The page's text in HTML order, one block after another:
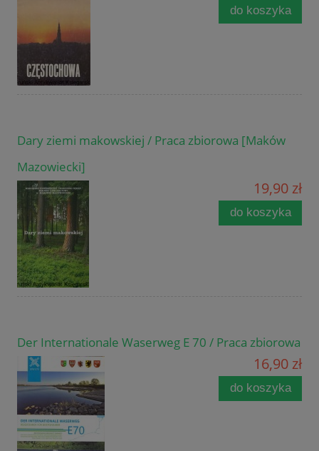
do koszyka
Dary ziemi makowskiej / Praca zbiorowa [Maków
Mazowiecki]
19,90 zł
do koszyka
Der Internationale Waserweg E 70 / Praca zbiorowa
16,90 zł
do koszyka